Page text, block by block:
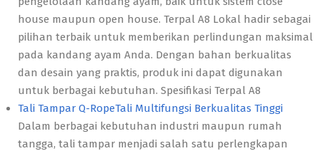
house maupun open house. Terpal A8 Lokal hadir sebagai
pilihan terbaik untuk memberikan perlindungan maksimal
pada kandang ayam Anda. Dengan bahan berkualitas
dan desain yang praktis, produk ini dapat digunakan
untuk berbagai kebutuhan. Spesifikasi Terpal A8
Tali Tampar Q-RopeTali Multifungsi Berkualitas Tinggi
Dalam berbagai kebutuhan industri maupun rumah
tangga, tali tampar menjadi salah satu perlengkapan